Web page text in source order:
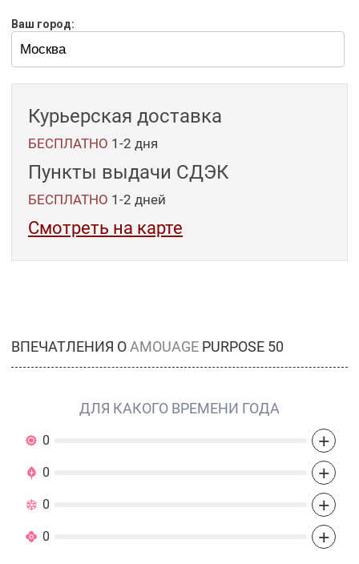
Ваш город:
Курьерская доставка
БЕСПЛАТНО 1-2 дня
Пункты выдачи СДЭК
БЕСПЛАТНО 1-2 дней
Смотреть на карте
ВПЕЧАТЛЕНИЯ О AMOUAGE PURPOSE 50
ДЛЯ КАКОГО ВРЕМЕНИ ГОДА
0 +
0 +
0 +
0 +